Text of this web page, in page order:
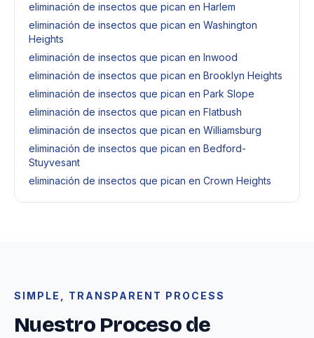
eliminación de insectos que pican en Harlem
eliminación de insectos que pican en Washington
Heights
eliminación de insectos que pican en Inwood
eliminación de insectos que pican en Brooklyn Heights
eliminación de insectos que pican en Park Slope
eliminación de insectos que pican en Flatbush
eliminación de insectos que pican en Williamsburg
eliminación de insectos que pican en Bedford-
Stuyvesant
eliminación de insectos que pican en Crown Heights
SIMPLE, TRANSPARENT PROCESS
Nuestro Proceso de